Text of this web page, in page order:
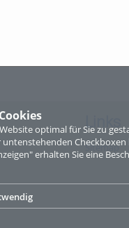
optimal für Sie zu
erhalten Sie eine
Links
Sitemap